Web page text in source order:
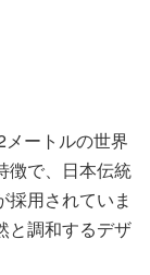
ートルの世界
徴で、日本伝統
用されていま
と調和するデザ